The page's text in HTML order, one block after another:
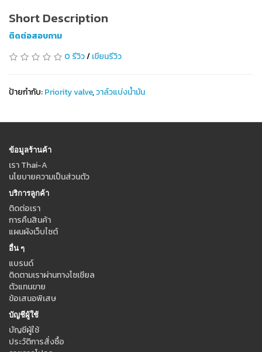
Short Description
ติดต่อสอบถาม
0 รีวิว/เขียนรีวิว
ป้ายกำกับ:Priority valve,วาล์วแบ่งน้ำมัน
ข้อมูลร้านค้า
เรา Thai-A
นโยบายความเป็นส่วนตัว
บริการลูกค้า
ติดต่อเรา
การคืนสินค้า
แผนผังเว็บไซต์
อื่น ๆ
แบรนด์
ติดตามเราผ่านทางโซเชียล
ตัวแทนขาย
ข้อเสนอพิเสษ
บัญชีผู้ใช้
บัญชีผู้ใช้
ประวัติการสั่งซื้อ